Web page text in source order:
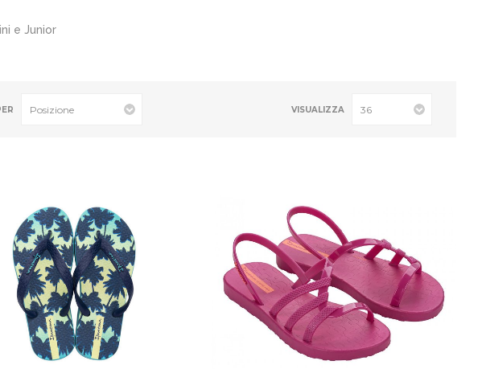
e Junior
VISUALIZZA